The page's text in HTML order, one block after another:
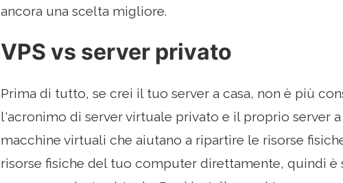
ancora una scelta migliore.
VPS vs server privato
Prima di tutto, se crei il tuo server a casa, non è più
l'acronimo di server virtuale privato e il proprio server
macchine virtuali che aiutano a ripartire le risorse
risorse fisiche del tuo computer direttamente, quindi è